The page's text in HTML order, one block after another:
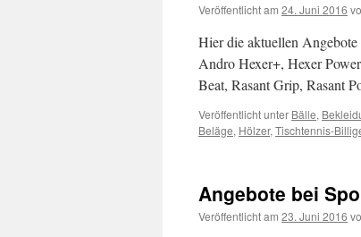
Veröffentlicht am 24. Juni 2016
Hier die aktuellen
Andro Hexer+, Hexer
Beat, Rasant Grip, Rasant
Veröffentlicht unter Bälle,
Beläge, Hölzer, Tischtennis-
Angebote bei
Veröffentlicht am 23. Juni 2016